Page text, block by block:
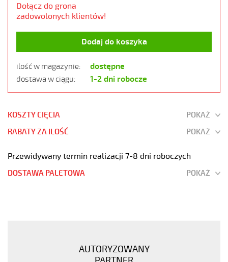
Dołącz do grona
zadowolonych klientów!
Dodaj do koszyka
ilość w magazynie: dostępne
dostawa w ciągu: 1-2 dni robocze
KOSZTY CIĘCIA
POKAŻ
RABATY ZA ILOŚĆ
POKAŻ
Przewidywany termin realizacji 7-8 dni roboczych
DOSTAWA PALETOWA POKAŻ
AUTORYZOWANY